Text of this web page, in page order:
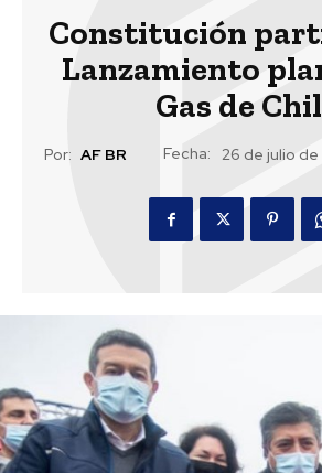
Constitución
Lanzamiento
Gas de
Por: AF BR Fecha: 26 de julio